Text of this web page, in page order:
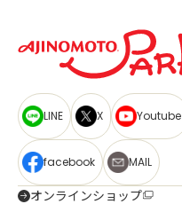
LINE X Youtube
facebook MAIL
オンラインショップ